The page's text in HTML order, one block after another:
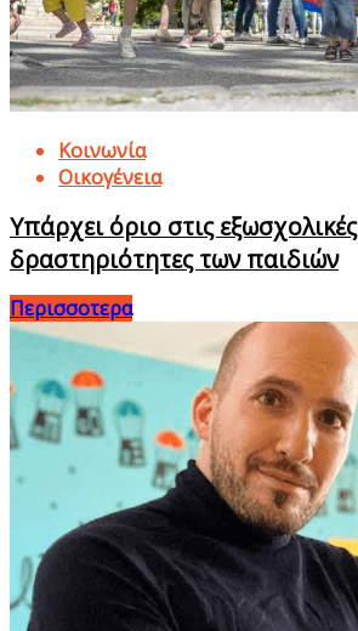
Κοινωνία
Οικογένεια
Υπάρχει όριο στις εξωσχολικές
δραστηριότητες των παιδιών
Περισσοτερα